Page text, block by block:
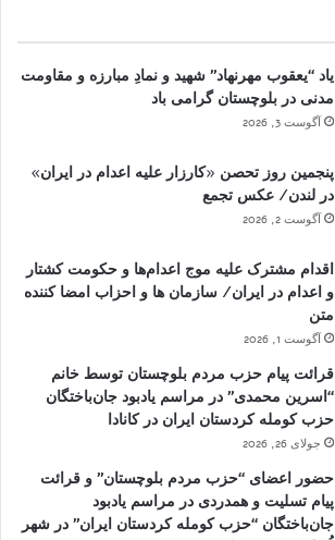
یاد “یعقوب مهرنهاد” شهید و نمادِ مبارزه و مقاومت
مدنی در بلوچستان گرامی باد
آگوست 3, 2026
پنجمین روز تحصن «کارزار علیه اعدام در ایران»
در لندن/ عکس تجمع
آگوست 2, 2026
اقدام مشترک علیه موج اعدام‌ها و حکومت کشتار
و اعدام در ایران/ سازمان ها و احزاب امضا کننده
متن
آگوست 1, 2026
قرائت پیام حزب مردم بلوچستان توسط خانم
“اسرین محمدی” در مراسم یادبود جان‌باختگان
حزب کومله کردستان ایران در کانادا
جولای 26, 2026
حضور اعضای “حزب مردم بلوچستان” و قرائت
پیام تسلیت و همدردی در مراسم یادبود
جان‌باختگان “حزب کومله کردستان ایران” در شهر